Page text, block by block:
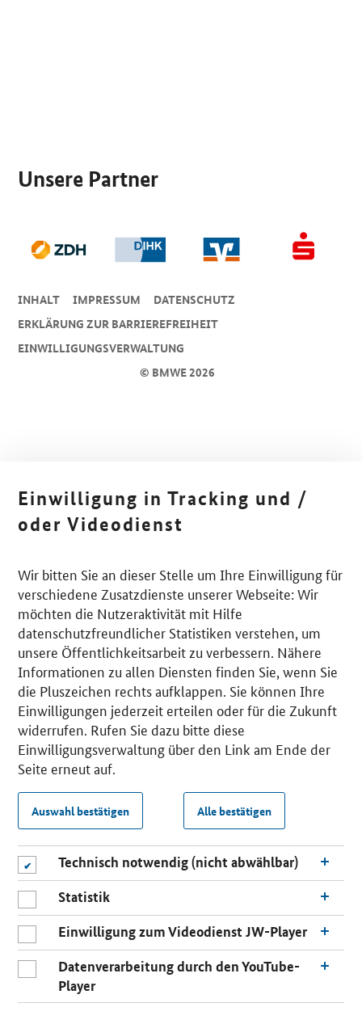
Unsere Partner
© BMWE 2026
INHALT IMPRESSUM
DA­TEN­SCHUTZ
ERKLÄRUNG ZUR BARRIEREFREIHEIT
EINWILLIGUNGSVERWALTUNG
Einwilligung in Tracking und /
oder Videodienst
Wir bitten Sie an dieser Stelle um Ihre Einwilligung für
verschiedene Zusatzdienste unserer Webseite: Wir
möchten die Nutzeraktivität mit Hilfe
datenschutzfreundlicher Statistiken verstehen, um
unsere Öffentlichkeitsarbeit zu verbessern. Nähere
Informationen zu allen Diensten finden Sie, wenn Sie
die Pluszeichen rechts aufklappen. Sie können Ihre
Einwilligungen jederzeit erteilen oder für die Zukunft
widerrufen. Rufen Sie dazu bitte diese
Einwilligungsverwaltung über den Link am Ende der
Seite erneut auf.
Auswahl bestätigen Alle bestätigen
Technisch notwendig (nicht abwählbar)
Statistik
Einwilligung zum Videodienst JW-Player
Datenverarbeitung durch den YouTube-
Player